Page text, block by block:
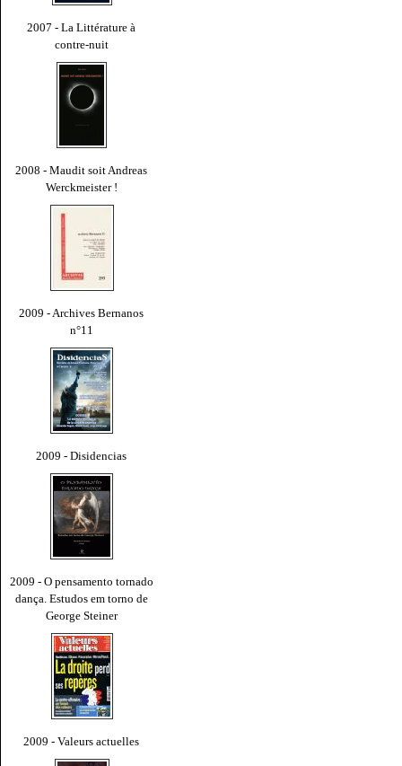
2007 - La Littérature à
contre-nuit
2008 - Maudit soit Andreas
Werckmeister !
2009 - Archives Bernanos
n°11
2009 - Disidencias
2009 - O pensamento tornado
dança. Estudos em torno de
George Steiner
2009 - Valeurs actuelles